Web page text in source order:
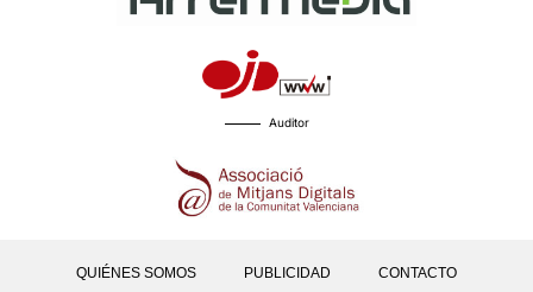
Auditor
QUIÉNES SOMOS PUBLICIDAD CONTACTO